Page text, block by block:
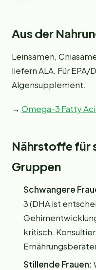
Aus der
Leinsamen,
liefern ALA. Für EPA/
Algensupplement.
→ Omega-3 Fatty
Nährstoffe für
Gruppen
Schwangere
3 (DHA ist
kritisch.
Stillende Frauen: